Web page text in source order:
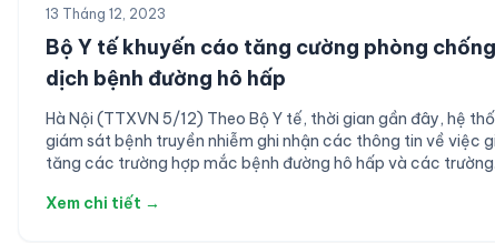
13 Tháng 12, 2023
Bộ Y tế khuyến cáo tăng cường phòng chống
dịch bệnh đường hô hấp
Hà Nội (TTXVN 5/12) Theo Bộ Y tế, thời gian gần đây, hệ
giám sát bệnh truyền nhiễm ghi nhận các thông tin về việc
tăng các trường hợp mắc bệnh đường hô hấp và các trường
Trung Quốc, Malaysia, Singapore, Campuchia… […]
Xem chi tiết →